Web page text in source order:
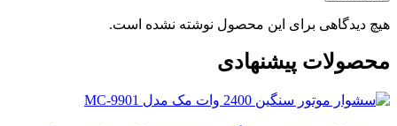
هیچ دیدگاهی برای این محصول نوشته نشده است.
محصولات پیشنهادی